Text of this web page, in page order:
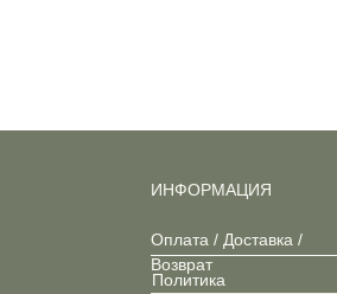
ИНФОРМАЦИЯ
Оплата / Доставка /
Возврат
Политика